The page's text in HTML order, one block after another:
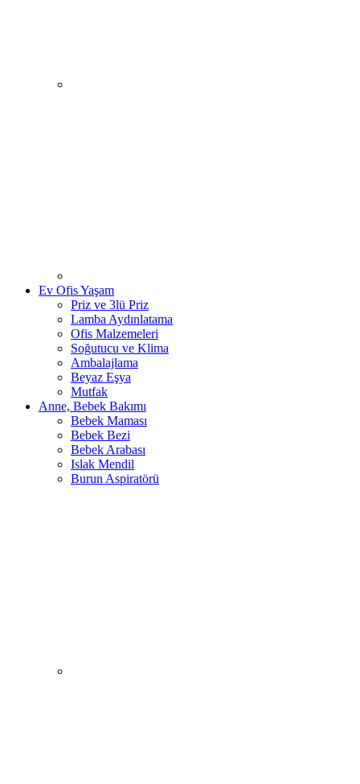
Ev Ofis Yaşam
Priz ve 3lü Priz
Lamba Aydınlatama
Ofis Malzemeleri
Soğutucu ve Klima
Ambalajlama
Beyaz Eşya
Mutfak
Anne, Bebek Bakımı
Bebek Maması
Bebek Bezi
Bebek Arabası
Islak Mendil
Burun Aspiratörü